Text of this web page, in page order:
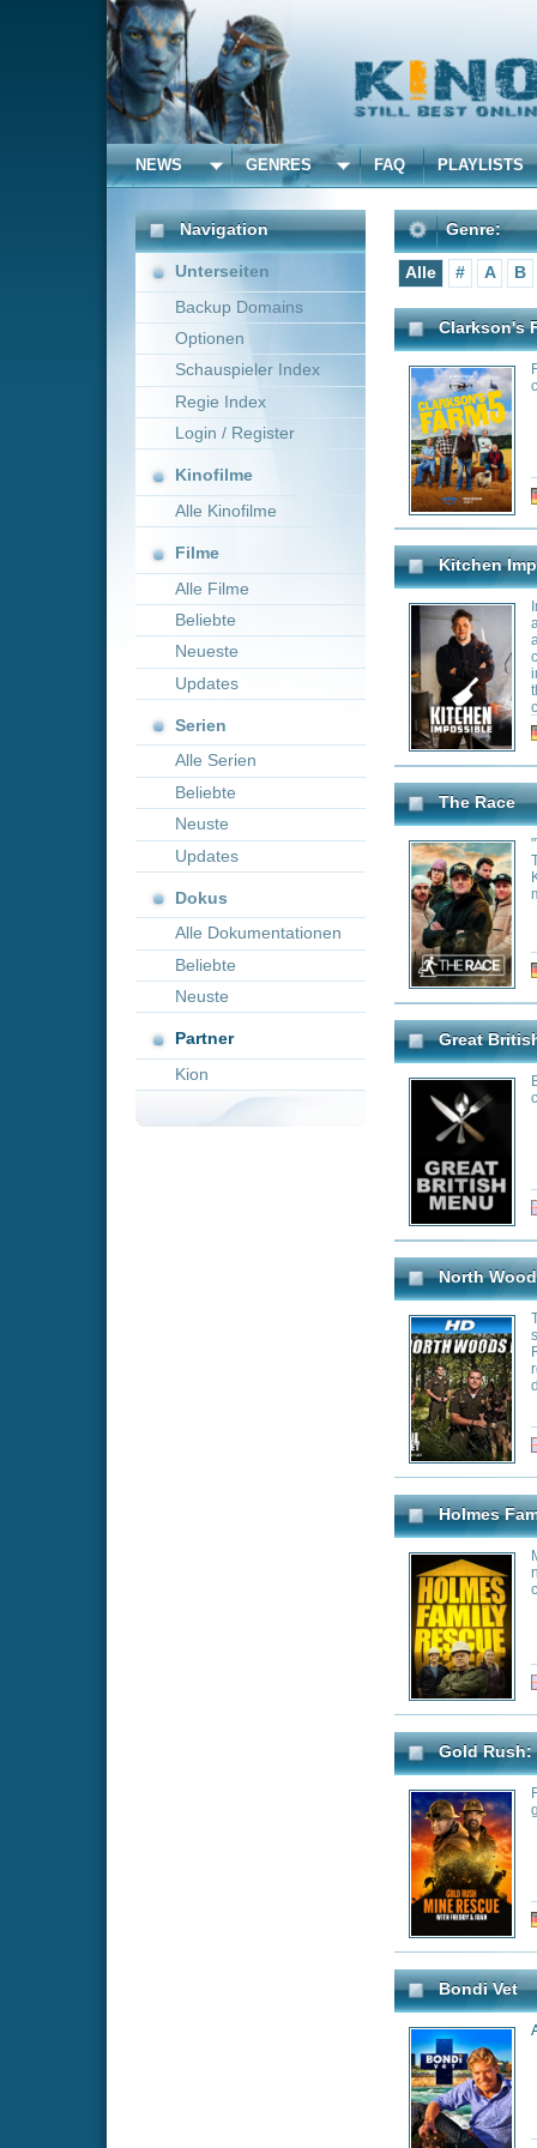
NEWS GENRES FAQ
Navigation
Unterseiten
Backup Domains
Optionen
Schauspieler Index
Regie Index
Login / Register
Kinofilme
Alle Kinofilme
Beliebte
Serien
Alle Serien
Beliebte
Neuste
Dokus
Alle Dokumentationen
Beliebte
Neuste
Partner
Kion
Genre:
Alle A B C D E
Clarkson's Farm
Follow Jeremy
countryside.
Genre:
Kitchen Impossible
In the show, two
against each
a local top chef,
countries
ingredients.
the local chef
cooked dish is to
The Race
"The Race" ist
Teilnehmer mit
Kommunikation
müssen.
Genre:
Great British Menu
Britain's top
course banquet
Genre:
North Woods Law
Two teams of
scofflaws and
Rookie Warden
report of a
Genre:
Holmes Family Rescue
Mike teams up
nowhere else to
construction jobs.
Genre:
Gold Rush: Freddy
Freddy hilft
gesteckt haben,
Genre:
Bondi Vet
Add a Plot
Genre:
RuPaul's All Stars Drag
New show will
RuPaul's Drag
seasons in a
Genre:
Hell's Kitchen
World renowned
young chefs
at his restaurant
determine which
dreams. Their